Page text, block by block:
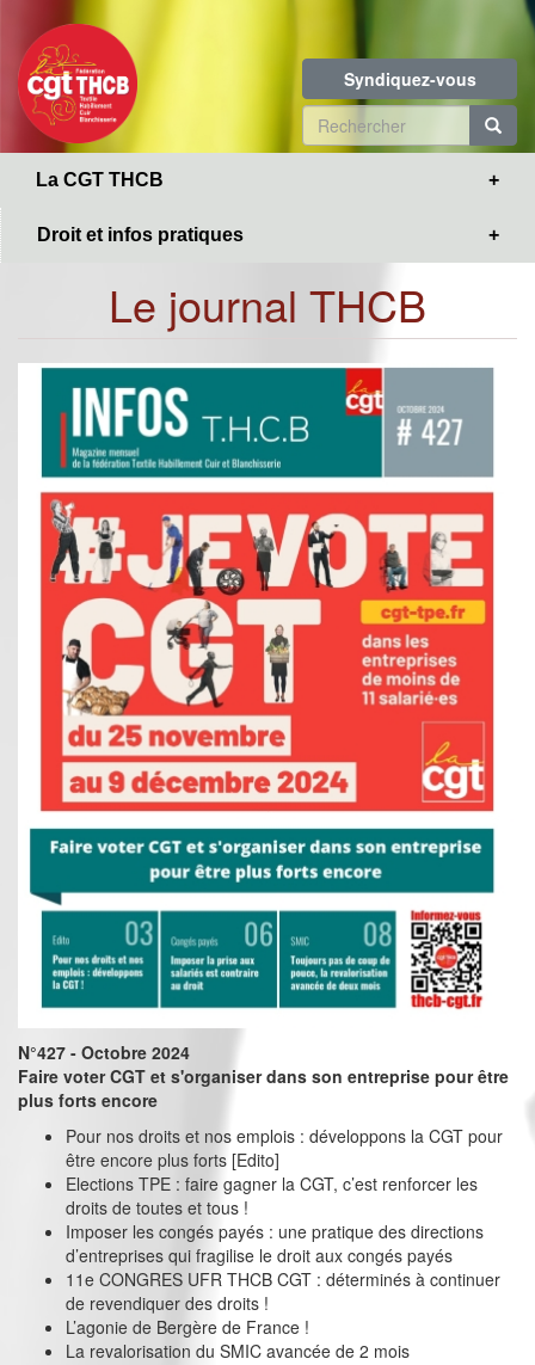
contenu
principal
Syndiquez-vous
Formulaire
de
La CGT THCB
Droit et infos pratiques
Le journal THCB
N°427 - Octobre 2024
Faire voter CGT et s'organiser dans son entreprise pour être
plus forts encore
Pour nos droits et nos emplois : développons la CGT pour
être encore plus forts [Edito]
Elections TPE : faire gagner la CGT, c’est renforcer les
droits de toutes et tous !
Imposer les congés payés : une pratique des directions
d’entreprises qui fragilise le droit aux congés payés
11e CONGRES UFR THCB CGT : déterminés à continuer
de revendiquer des droits !
L’agonie de Bergère de France !
La revalorisation du SMIC avancée de 2 mois